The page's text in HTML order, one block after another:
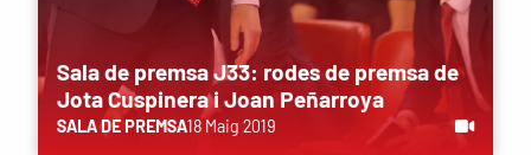
Sala de premsa J33: rodes de premsa de
Jota Cuspinera i Joan Peñarroya
SALA DE PREMSA18 Maig 2019